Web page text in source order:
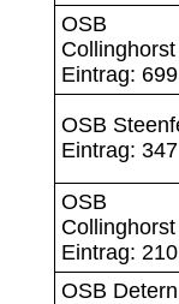
OSB
Collinghorst
Eintrag: 699
OSB
Eintrag: 347
OSB
Collinghorst
Eintrag: 210
OSB Detern